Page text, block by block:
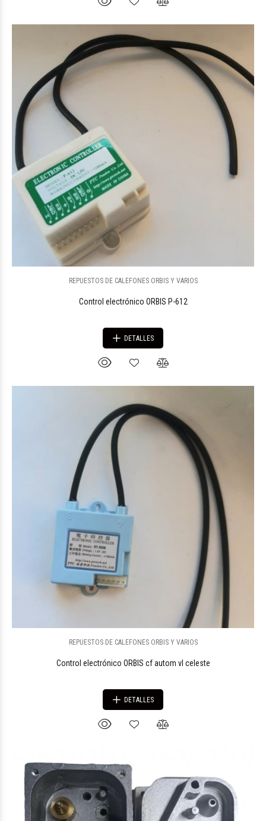
REPUESTOS DE CALEFONES ORBIS Y VARIOS
Control electrónico ORBIS P-612
DETALLES
REPUESTOS DE CALEFONES ORBIS Y VARIOS
Control electrónico ORBIS cf autom vl celeste
DETALLES